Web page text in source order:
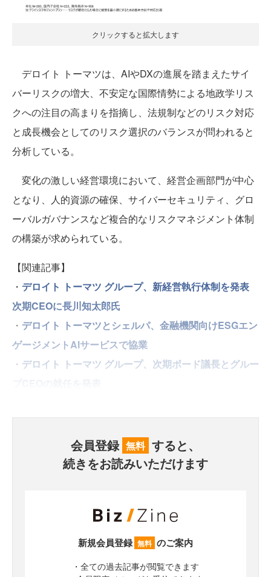
クリックすると拡大します
デロイト トーマツは、AIやDXの進展を踏まえたサイ
バーリスクの増大、不安定な国際情勢による地政学リス
クへの注目の高まりを指摘し、法規制などのリスク対応
と成長機会としてのリスク選択のバランスが問われると
分析している。
変化の激しい経営環境において、経営企画部門が中心
となり、人的資源の確保、サイバーセキュリティ、グロ
ーバルガバナンスなど複合的なリスクマネジメント体制
の構築が求められている。
【関連記事】
・ デロイト トーマツ グループ、新経営執行体制を発表
次期CEOに長川知太郎氏
・ デロイト トーマツとシェルパ、金融機関向けESGエン
ゲージメントAIサービスで協業
・ デロイト トーマツ グループ、次期ボード議長とグルー
会員登録 無料 すると、
続きをお読みいただけます
新規会員登録 無料 のご案内
・全ての過去記事が閲覧できます